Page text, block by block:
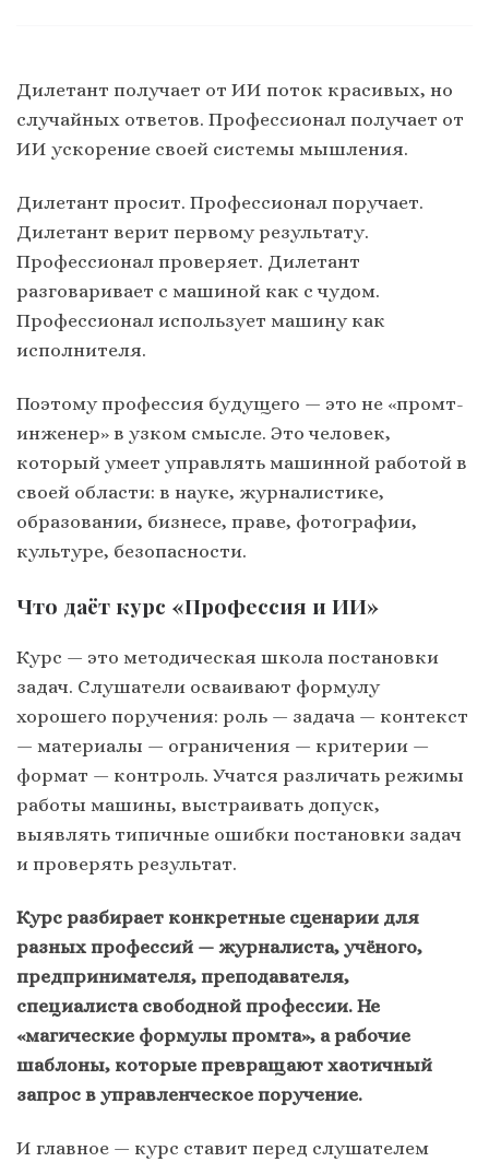
Дилетант получает от ИИ поток красивых, но
случайных ответов. Профессионал получает от
ИИ ускорение своей системы мышления.
Дилетант просит. Профессионал поручает.
Дилетант верит первому результату.
Профессионал проверяет. Дилетант
разговаривает с машиной как с чудом.
Профессионал использует машину как
исполнителя.
Поэтому профессия будущего — это не «промт-
инженер» в узком смысле. Это человек,
который умеет управлять машинной работой в
своей области: в науке, журналистике,
образовании, бизнесе, праве, фотографии,
культуре, безопасности.
Что даёт курс «Профессия и ИИ»
Курс — это методическая школа постановки
задач. Слушатели осваивают формулу
хорошего поручения: роль — задача — контекст
— материалы — ограничения — критерии —
формат — контроль. Учатся различать режимы
работы машины, выстраивать допуск,
выявлять типичные ошибки постановки задач
и проверять результат.
Курс разбирает конкретные сценарии для
разных профессий — журналиста, учёного,
предпринимателя, преподавателя,
специалиста свободной профессии. Не
«магические формулы промта», а рабочие
шаблоны, которые превращают хаотичный
запрос в управленческое поручение.
И главное — курс ставит перед слушателем